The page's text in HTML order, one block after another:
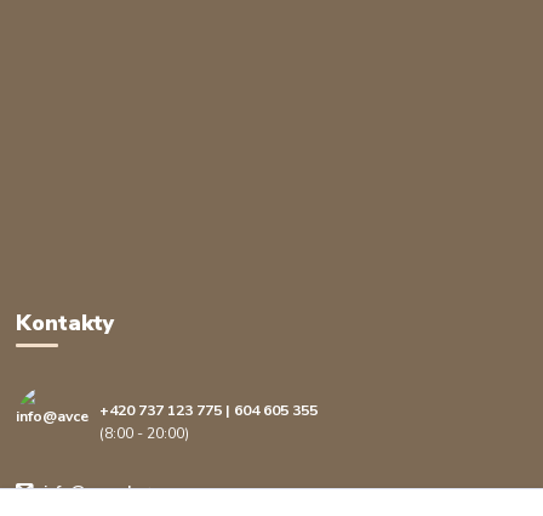
Kontakty
+420 737 123 775 | 604 605 355
(8:00 - 20:00)
info@avcenter.cz